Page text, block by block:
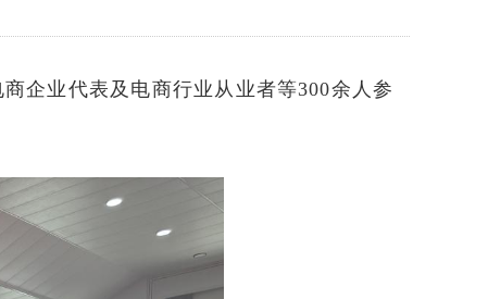
企业代表及电商行业从业者等300余人参